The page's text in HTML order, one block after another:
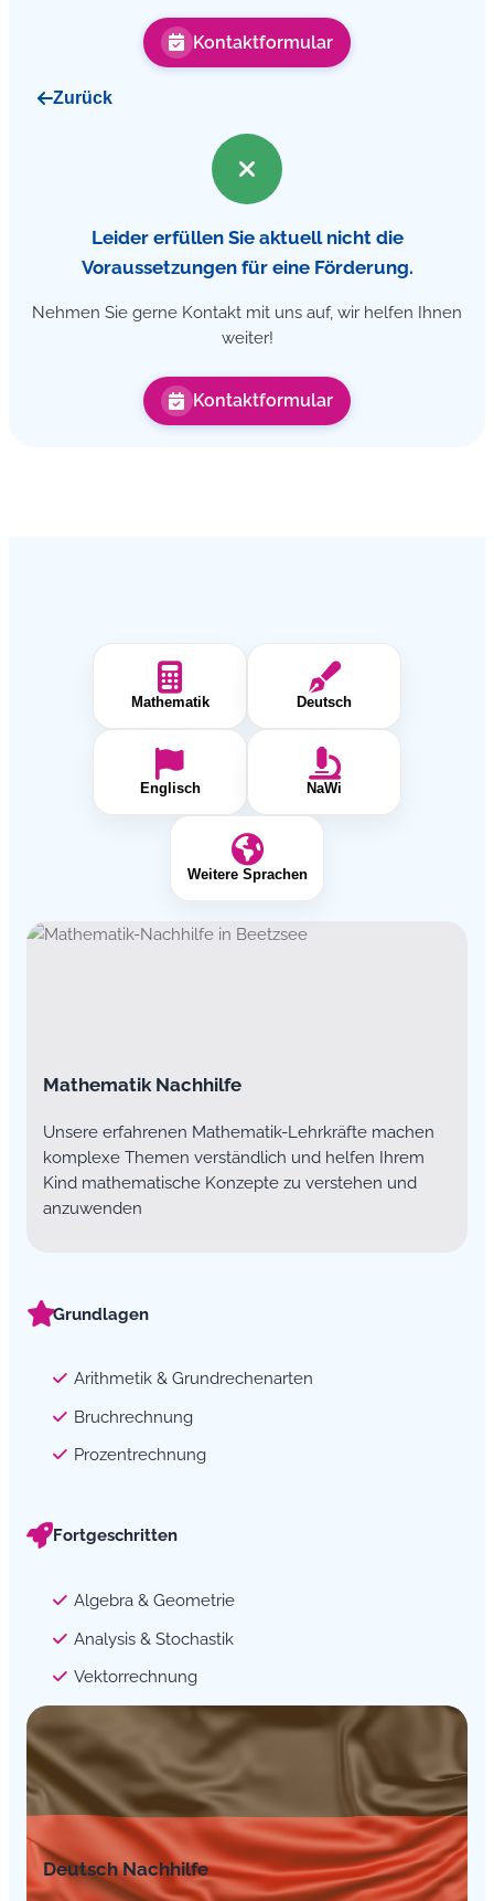
Kontaktformular
Zurück
Leider erfüllen Sie aktuell nicht die
Voraussetzungen für eine Förderung.
Nehmen Sie gerne Kontakt mit uns auf, wir helfen Ihnen
weiter!
Kontaktformular
Mathematik Deutsch
Englisch NaWi
Weitere Sprachen
Mathematik Nachhilfe
Unsere erfahrenen Mathematik-Lehrkräfte machen
komplexe Themen verständlich und helfen Ihrem
Kind mathematische Konzepte zu verstehen und
anzuwenden
Grundlagen
Arithmetik & Grundrechenarten
Bruchrechnung
Prozentrechnung
Fortgeschritten
Algebra & Geometrie
Analysis & Stochastik
Vektorrechnung
Deutsch Nachhilfe